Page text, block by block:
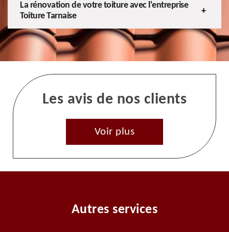
La rénovation de votre toiture avec l'entreprise
Toiture Tarnaise
Les avis de nos clients
Voir plus
Autres services